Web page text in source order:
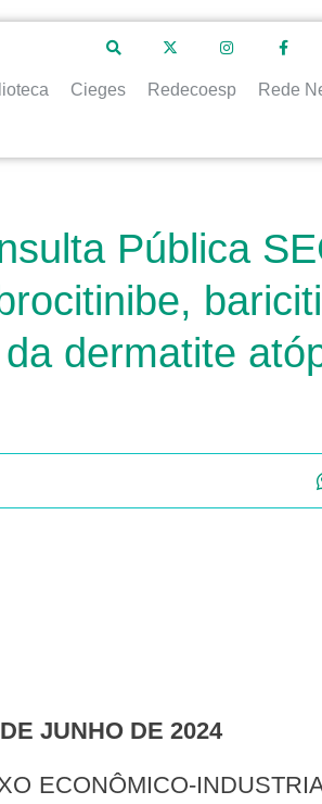
Cieges Redecoesp Rede
Pública
dermatite
JUNHO DE 2024